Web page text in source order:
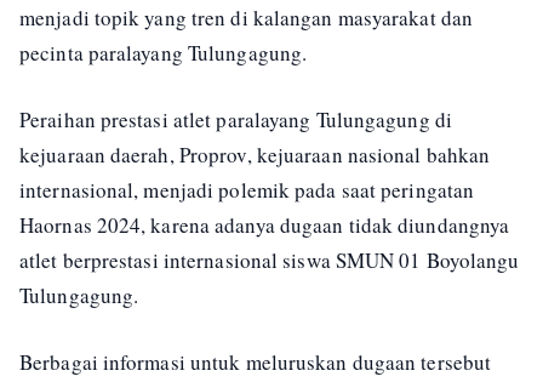
menjadi topik yang tren di kalangan masyarakat dan
pecinta paralayang Tulungagung.
Peraihan prestasi atlet paralayang Tulungagung di
kejuaraan daerah, Proprov, kejuaraan nasional bahkan
internasional, menjadi polemik pada saat peringatan
Haornas 2024, karena adanya dugaan tidak diundangnya
atlet berprestasi internasional siswa SMUN 01 Boyolangu
Tulungagung.
Berbagai informasi untuk meluruskan dugaan tersebut